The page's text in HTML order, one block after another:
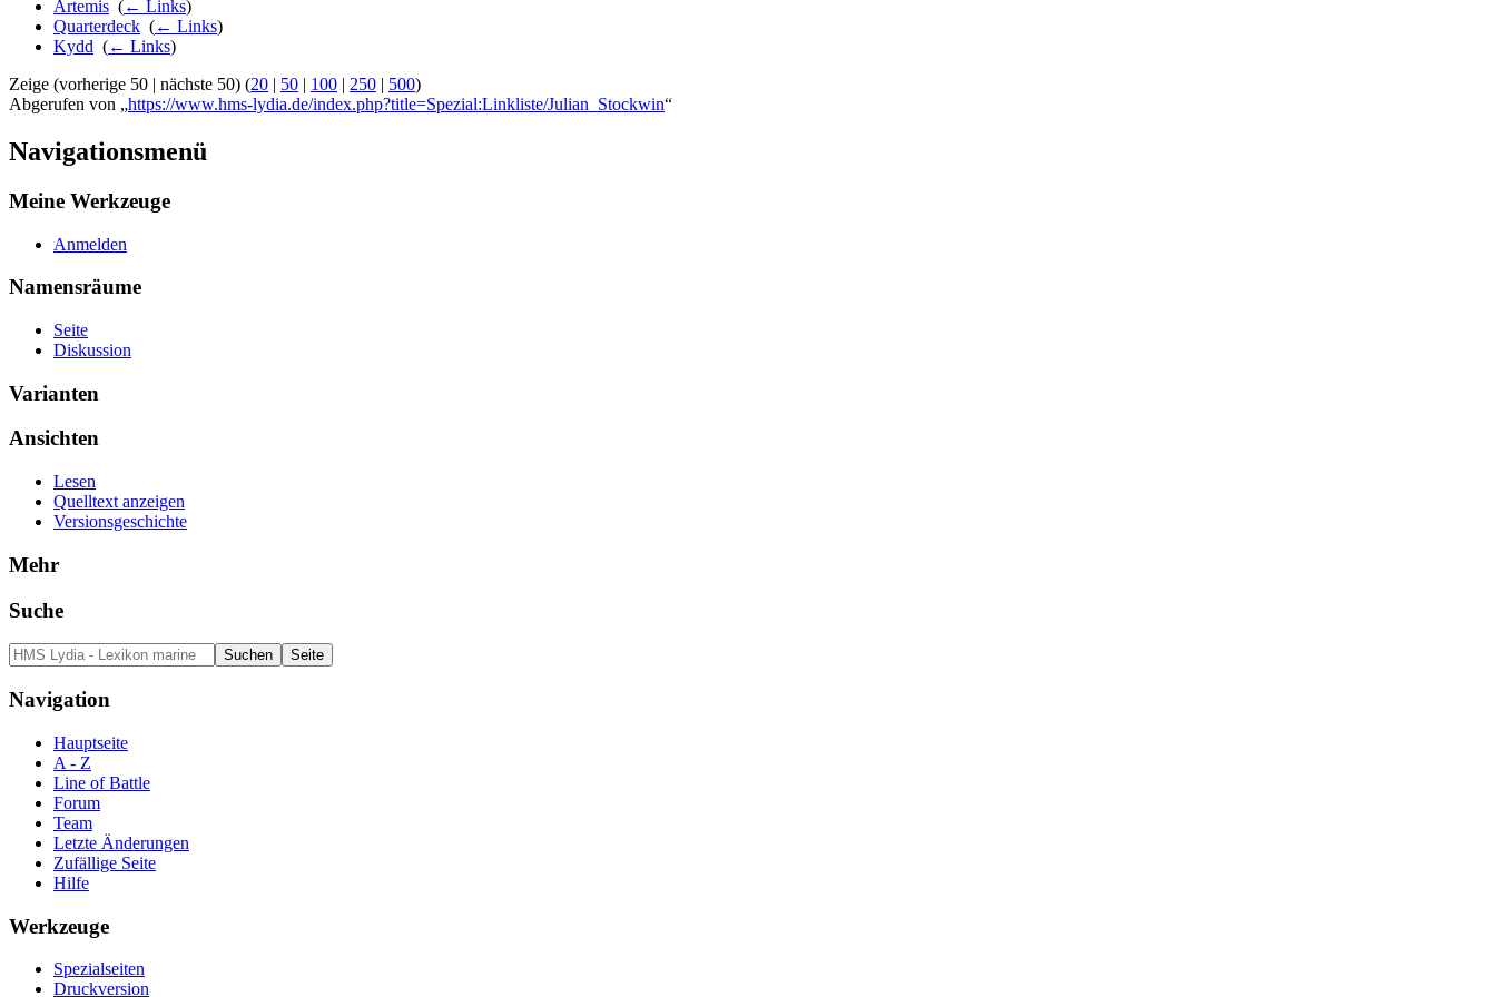
Artemis (← Links)
Quarterdeck (← Links)
Kydd (← Links)
Zeige (vorherige 50 | nächste 50) (20 | 50 | 100 | 250 | 500)
Abgerufen von „https://www.hms-lydia.de/index.php?title=Spezial:Linkliste/Julian_Stockwin“
Navigationsmenü
Meine Werkzeuge
Anmelden
Namensräume
Seite
Diskussion
Varianten
Ansichten
Lesen
Quelltext anzeigen
Versionsgeschichte
Mehr
Suche
Navigation
Hauptseite
A - Z
Line of Battle
Forum
Team
Letzte Änderungen
Zufällige Seite
Hilfe
Werkzeuge
Spezialseiten
Druckversion